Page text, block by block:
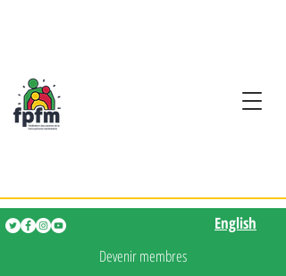
Devenir membres
English